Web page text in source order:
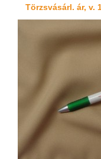
Törzsvásárl. ár, v.